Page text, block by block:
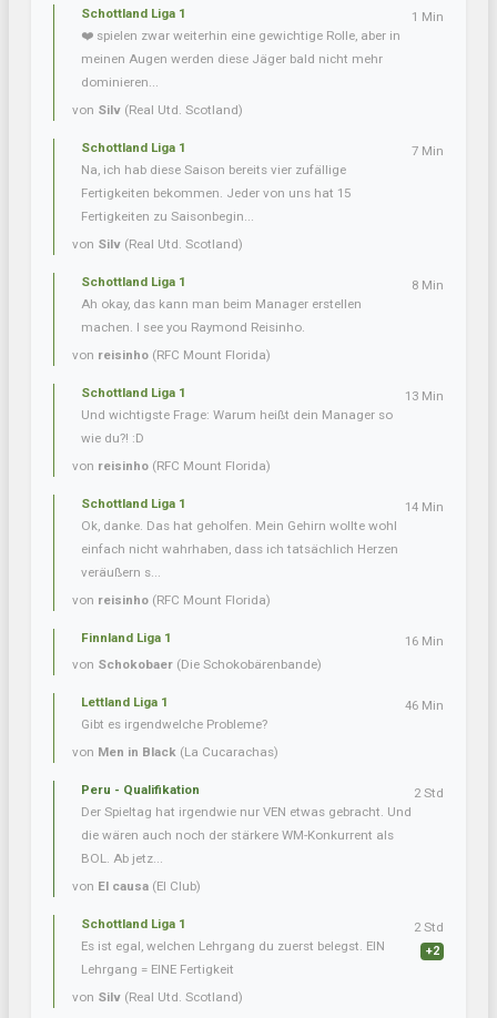
Schottland Liga 1
❤️ spielen zwar weiterhin eine gewichtige Rolle, aber in
meinen Augen werden diese Jäger bald nicht mehr
dominieren...
von Silv (Real Utd. Scotland)
1 Min
Schottland Liga 1
Na, ich hab diese Saison bereits vier zufällige
Fertigkeiten bekommen. Jeder von uns hat 15
Fertigkeiten zu Saisonbegin...
von Silv (Real Utd. Scotland)
7 Min
Schottland Liga 1
Ah okay, das kann man beim Manager erstellen
machen. I see you Raymond Reisinho.
von reisinho (RFC Mount Florida)
8 Min
Schottland Liga 1
Und wichtigste Frage: Warum heißt dein Manager so
wie du?! :D
von reisinho (RFC Mount Florida)
13 Min
Schottland Liga 1
Ok, danke. Das hat geholfen. Mein Gehirn wollte wohl
einfach nicht wahrhaben, dass ich tatsächlich Herzen
veräußern s...
von reisinho (RFC Mount Florida)
14 Min
Finnland Liga 1
von Schokobaer (Die Schokobärenbande)
16 Min
Lettland Liga 1
Gibt es irgendwelche Probleme?
von Men in Black (La Cucarachas)
46 Min
Peru - Qualifikation
Der Spieltag hat irgendwie nur VEN etwas gebracht. Und
die wären auch noch der stärkere WM-Konkurrent als
BOL. Ab jetz...
von El causa (El Club)
2 Std
Schottland Liga 1
Es ist egal, welchen Lehrgang du zuerst belegst. EIN
Lehrgang = EINE Fertigkeit
von Silv (Real Utd. Scotland)
2 Std
+2